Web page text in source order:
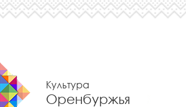
Культура
Оренбуржья